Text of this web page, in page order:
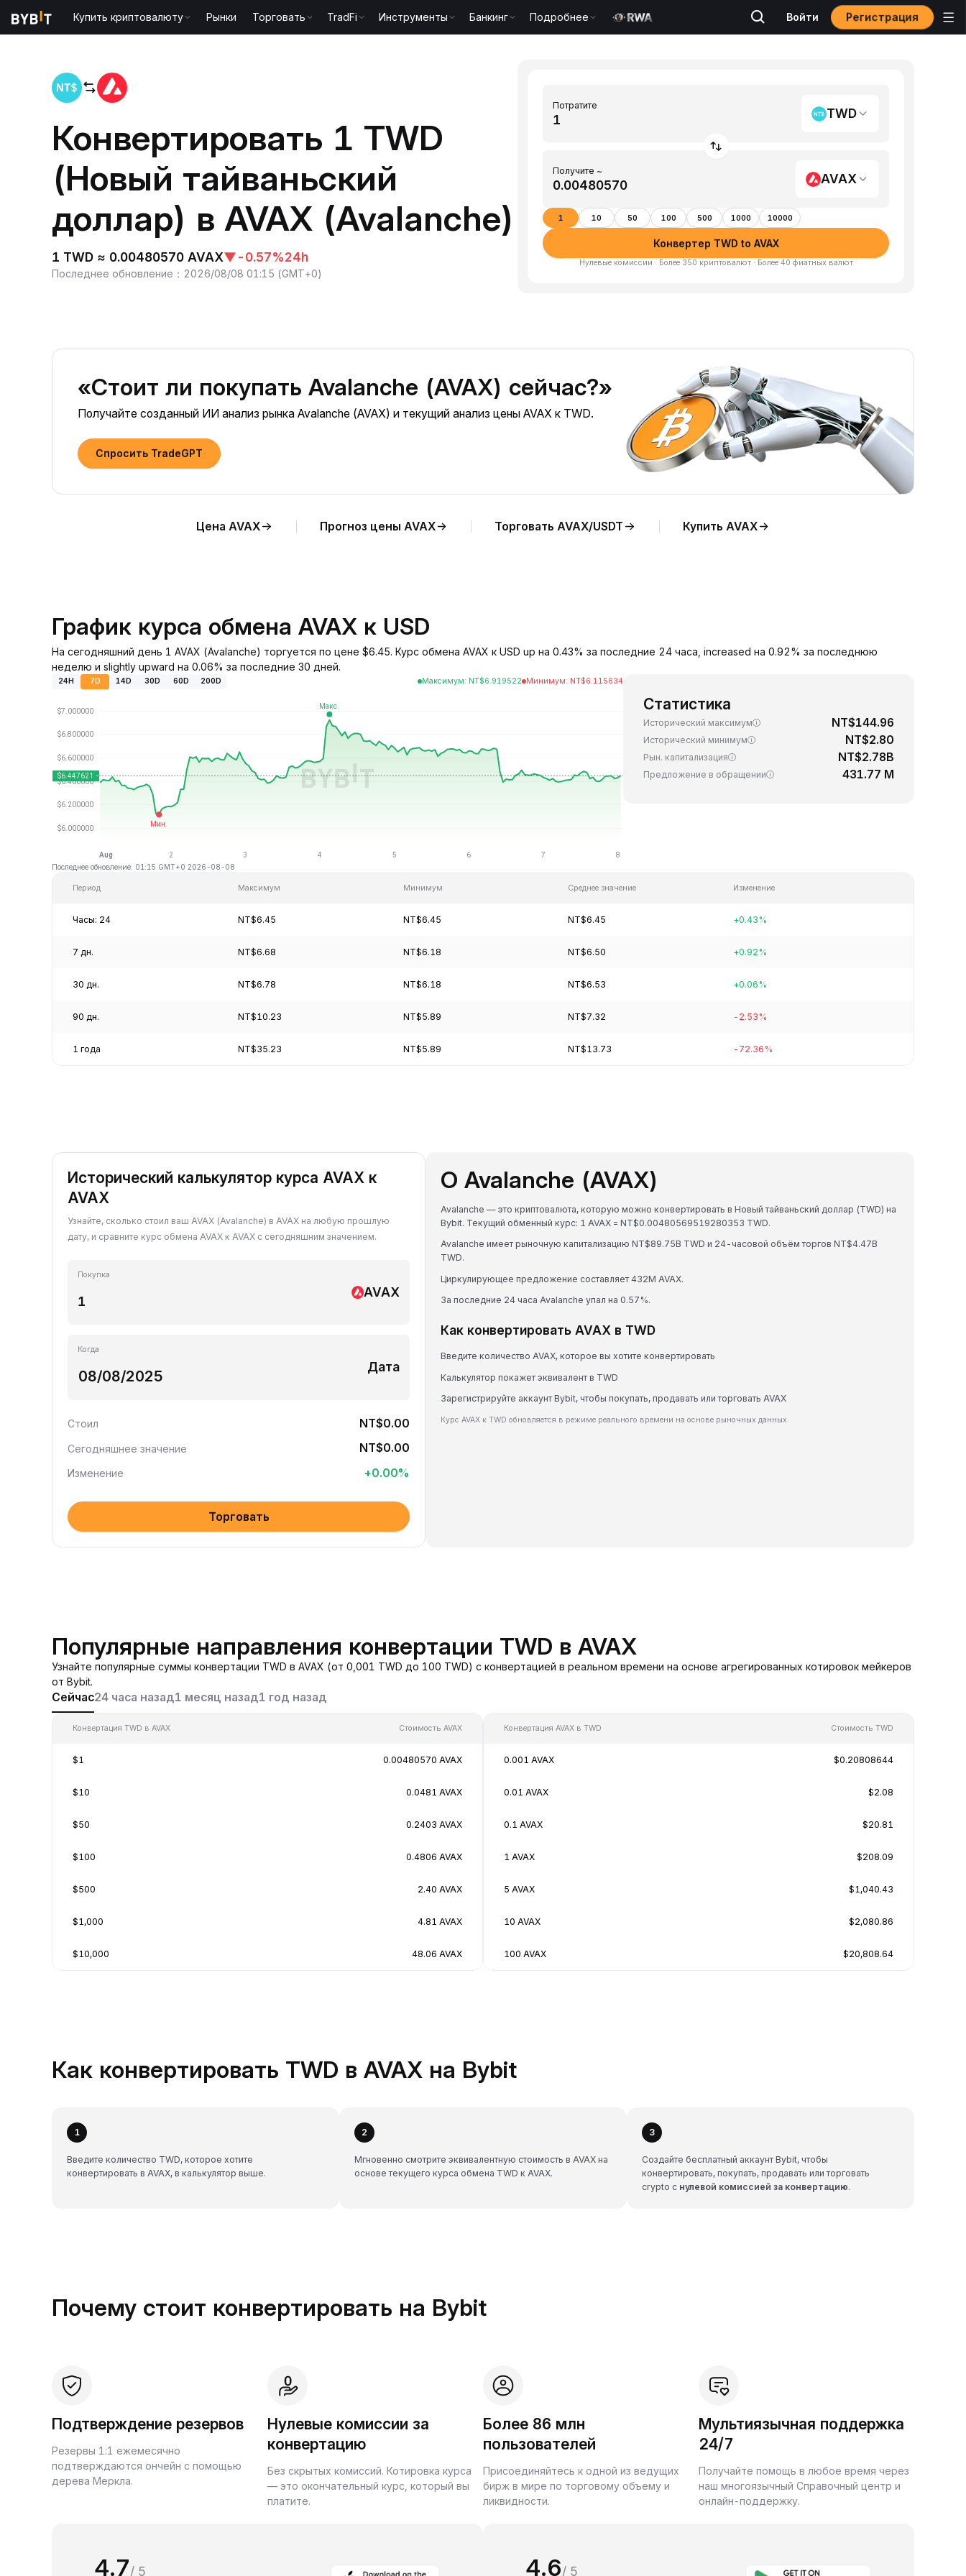
Купить криптовалюту Рынки Торговать TradFi Инструменты Банкинг Подробнее Войти Регистрация
Конвертировать 1 TWD
(Новый тайваньский
доллар) в AVAX (Avalanche)
1 TWD ≈ 0.00480570 AVAX▼-0.57%24h
Последнее обновление ： 2026/08/08 01:15 (GMT+0)
Потратите
TWD
Получите ~
AVAX
1 10 50 100 500 1000 10000
Конвертер TWD to AVAX
Нулевые комиссии · Более 350 криптовалют · Более 40 фиатных валют
«Стоит ли покупать Avalanche (AVAX) сейчас?»
Получайте созданный ИИ анализ рынка Avalanche (AVAX) и текущий анализ цены AVAX к TWD.
Спросить TradeGPT
Цена AVAX Прогноз цены AVAX Торговать AVAX/USDT Купить AVAX
График курса обмена AVAX к USD
На сегодняшний день 1 AVAX (Avalanche) торгуется по цене $6.45. Курс обмена AVAX к USD up на 0.43% за последние 24 часа, increased на 0.92% за последнюю
неделю и slightly upward на 0.06% за последние 30 дней.
24H 7D 14D 30D 60D 200D Максимум: NT$6.919522 Минимум: NT$6.115634
Последнее обновление: 01:15 GMT+0 2026-08-08
Статистика
Исторический максимум NT$144.96
Исторический минимум NT$2.80
Рын. капитализация NT$2.78B
Предложение в обращении 431.77 M
Период Максимум Минимум Среднее значение Изменение
Часы: 24 NT$6.45 NT$6.45 NT$6.45 +0.43%
7 дн. NT$6.68 NT$6.18 NT$6.50 +0.92%
30 дн. NT$6.78 NT$6.18 NT$6.53 +0.06%
90 дн. NT$10.23 NT$5.89 NT$7.32 -2.53%
1 года NT$35.23 NT$5.89 NT$13.73 -72.36%
Исторический калькулятор курса AVAX к
AVAX
Узнайте, сколько стоил ваш AVAX (Avalanche) в AVAX на любую прошлую
дату, и сравните курс обмена AVAX к AVAX с сегодняшним значением.
Покупка
AVAX
Когда
Дата
Стоил NT$0.00
Сегодняшнее значение NT$0.00
Изменение +0.00%
Торговать
О Avalanche (AVAX)
Avalanche — это криптовалюта, которую можно конвертировать в Новый тайваньский доллар (TWD) на
Bybit. Текущий обменный курс: 1 AVAX = NT$0.00480569519280353 TWD.
Avalanche имеет рыночную капитализацию NT$89.75B TWD и 24-часовой объём торгов NT$4.47B
TWD.
Циркулирующее предложение составляет 432M AVAX.
За последние 24 часа Avalanche упал на 0.57%.
Как конвертировать AVAX в TWD
Введите количество AVAX, которое вы хотите конвертировать
Калькулятор покажет эквивалент в TWD
Зарегистрируйте аккаунт Bybit, чтобы покупать, продавать или торговать AVAX
Курс AVAX к TWD обновляется в режиме реального времени на основе рыночных данных.
Популярные направления конвертации TWD в AVAX
Узнайте популярные суммы конвертации TWD в AVAX (от 0,001 TWD до 100 TWD) с конвертацией в реальном времени на основе агрегированных котировок мейкеров
от Bybit.
Сейчас24 часа назад1 месяц назад1 год назад
Конвертация TWD в AVAX Стоимость AVAX
$1 0.00480570 AVAX
$10 0.0481 AVAX
$50 0.2403 AVAX
$100 0.4806 AVAX
$500 2.40 AVAX
$1,000 4.81 AVAX
$10,000 48.06 AVAX
Конвертация AVAX в TWD Стоимость TWD
0.001 AVAX $0.20808644
0.01 AVAX $2.08
0.1 AVAX $20.81
1 AVAX $208.09
5 AVAX $1,040.43
10 AVAX $2,080.86
100 AVAX $20,808.64
Как конвертировать TWD в AVAX на Bybit
1
Введите количество TWD, которое хотите
конвертировать в AVAX, в калькулятор выше.
2
Мгновенно смотрите эквивалентную стоимость в AVAX на
основе текущего курса обмена TWD к AVAX.
3
Создайте бесплатный аккаунт Bybit, чтобы
конвертировать, покупать, продавать или торговать
crypto с нулевой комиссией за конвертацию.
Почему стоит конвертировать на Bybit
Подтверждение резервов
Резервы 1:1 ежемесячно
подтверждаются ончейн с помощью
дерева Меркла.
Нулевые комиссии за
конвертацию
Без скрытых комиссий. Котировка курса
— это окончательный курс, который вы
платите.
Более 86 млн
пользователей
Присоединяйтесь к одной из ведущих
бирж в мире по торговому объему и
ликвидности.
Мультиязычная поддержка
24/7
Получайте помощь в любое время через
наш многоязычный Справочный центр и
онлайн-поддержку.
4.7/ 5 4.6/ 5